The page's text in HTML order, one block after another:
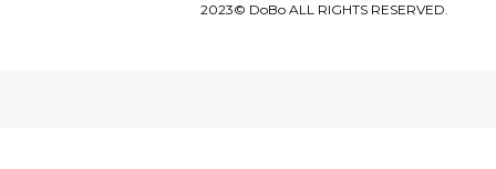
2023© DoBo ALL RIGHTS RESERVED.